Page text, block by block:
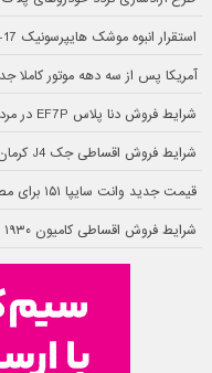
استقرار انبوه موشک هایپرسونیک DF-17 چین آغاز شد؛ سلاحی با رهگیری بسیار دشوار
آمریکا پس از سه دهه موتور کاملا
شرایط فروش دنا پلاس EF7P در مرداد 1405 اعلام شد
شرایط فروش اقساطی جک J4 کرمان موتور در مرداد 1405
قیمت جدید وانت سایپا ۱۵۱ برای مصرف‌کننده در مرداد ۱۴۰۵ اعلام شد
شرایط فروش اقساطی کامیون ۱۹۳۰ ایران خودرو دیزل در مرداد ۱۴۰۵